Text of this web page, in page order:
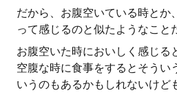
だから、お腹空いている時とか
って感じるのと似たようなこと
お腹空いた時においしく感じる
空腹な時に食事をするとそうい
いうのもあるかもしれないけど